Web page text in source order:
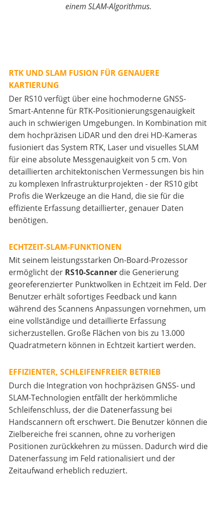
einem SLAM-Algorithmus.
RTK UND SLAM FUSION FÜR GENAUERE
KARTIERUNG
Der RS10 verfügt über eine hochmoderne GNSS-
Smart-Antenne für RTK-Positionierungsgenauigkeit
auch in schwierigen Umgebungen. In Kombination mit
dem hochpräzisen LiDAR und den drei HD-Kameras
fusioniert das System RTK, Laser und visuelles SLAM
für eine absolute Messgenauigkeit von 5 cm. Von
detaillierten architektonischen Vermessungen bis hin
zu komplexen Infrastrukturprojekten - der RS10 gibt
Profis die Werkzeuge an die Hand, die sie für die
effiziente Erfassung detaillierter, genauer Daten
benötigen.
ECHTZEIT-SLAM-FUNKTIONEN
Mit seinem leistungsstarken On-Board-Prozessor
ermöglicht der RS10-Scanner die Generierung
georeferenzierter Punktwolken in Echtzeit im Feld. Der
Benutzer erhält sofortiges Feedback und kann
während des Scannens Anpassungen vornehmen, um
eine vollständige und detaillierte Erfassung
sicherzustellen. Große Flächen von bis zu 13.000
Quadratmetern können in Echtzeit kartiert werden.
EFFIZIENTER, SCHLEIFENFREIER BETRIEB
Durch die Integration von hochpräzisen GNSS- und
SLAM-Technologien entfällt der herkömmliche
Schleifenschluss, der die Datenerfassung bei
Handscannern oft erschwert. Die Benutzer können die
Zielbereiche frei scannen, ohne zu vorherigen
Positionen zurückkehren zu müssen. Dadurch wird die
Datenerfassung im Feld rationalisiert und der
Zeitaufwand erheblich reduziert.